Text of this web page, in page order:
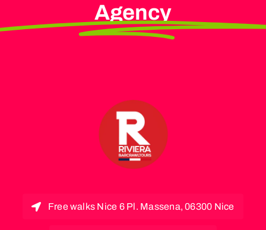
Agency
Free walks Nice 6 Pl. Massena, 06300 Nice